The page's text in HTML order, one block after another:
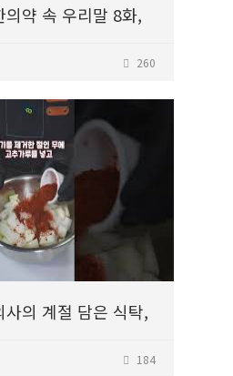
약 속 우리말 8화,
260
의 계절 담은 식탁,
184